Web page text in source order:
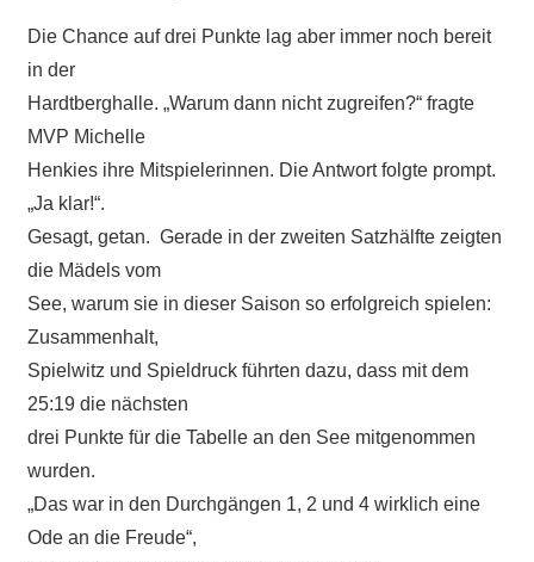
Die Chance auf drei Punkte lag aber immer noch bereit
in der
Hardtberghalle. „Warum dann nicht zugreifen?“ fragte
MVP Michelle
Henkies ihre Mitspielerinnen. Die Antwort folgte prompt.
„Ja klar!“.
Gesagt, getan. Gerade in der zweiten Satzhälfte zeigten
die Mädels vom
See, warum sie in dieser Saison so erfolgreich spielen:
Zusammenhalt,
Spielwitz und Spieldruck führten dazu, dass mit dem
25:19 die nächsten
drei Punkte für die Tabelle an den See mitgenommen
wurden.
„Das war in den Durchgängen 1, 2 und 4 wirklich eine
Ode an die Freude“,